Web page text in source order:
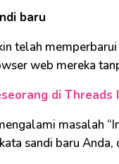
baru
telah
web mereka
di
masalah
sandi baru